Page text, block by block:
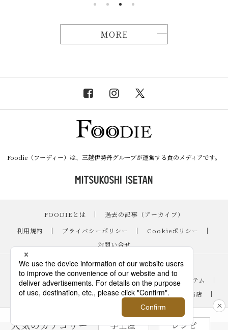
MORE
人気のカテゴリー 手土産 レシピ
Foodie（フーディー）は、三越伊勢丹グループが運営する食のメディアです。
FOODIEとは ｜
過去の記事（アーカイブ）
｜
利用規約 ｜ プライバシーポリシー ｜ Cookieポリシー
｜
お問い合せ
レシピ ｜
スイーツ
｜
手土産・ギフト ｜ ニュース・イベント ｜ おすすめアイテム
｜
読み物・コラム
｜ バイヤーのイチオシ！ ｜ 伊勢丹新宿店
｜
｜ FOODIE占い